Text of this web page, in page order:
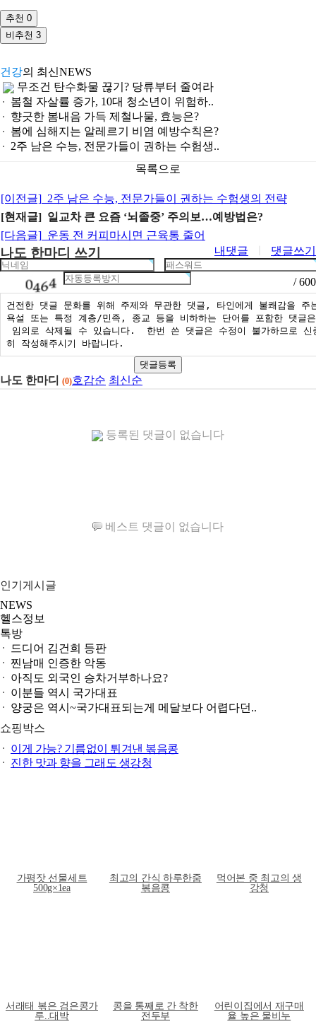
추천 0
비추천 3
건강의 최신NEWS
무조건 탄수화물 끊기? 당류부터 줄여라
봄철 자살률 증가, 10대 청소년이 위험하..
향긋한 봄내음 가득 제철나물, 효능은?
봄에 심해지는 알레르기 비염 예방수칙은?
2주 남은 수능, 전문가들이 권하는 수험생..
목록으로
[이전글]2주 남은 수능, 전문가들이 권하는 수험생의 전략
[현재글] 일교차 큰 요즘 ‘뇌졸중’ 주의보…예방법은?
[다음글]운동 전 커피마시면 근육통 줄어
나도 한마디 쓰기 내댓글 댓글쓰기
/ 600
댓글등록
나도 한마디 (0)호감순 최신순
등록된 댓글이 없습니다
베스트 댓글이 없습니다
인기게시글
NEWS
헬스정보
톡방
GS25, 하이트진로와 손잡고 ‘갓생폭탄맥주’ 선..
무조건 탄수화물 끊기? 당류부터 줄여라
운동 어려울때 다이어트 도움되는 음식 5
컬럼비아, 자연 분해되는 ‘지구의 날 티셔츠’ ..
ITZY 류진, 동해안 산불 피해 성금 5000만원 기..
쇼핑박스
이게 가능? 기름없이 튀겨낸 볶음콩
진한 맛과 향을 그래도 생강청
가평잣 선물세트
500g×1ea
먹어본 중 최고의 생
강청
콩특유의 단백함 하루
한줌 볶음콩
가평잣 선물세트
130g*3ea
푸드플레이 보드게임
(식생활 놀이교육)
어린이집에서 재구매
율 높은 물비누